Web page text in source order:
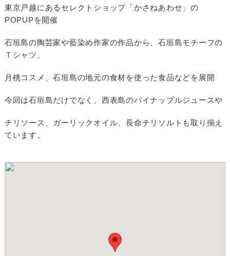
東京戸越にあるセレクトショップ「かさねあわせ」の
POPUPを開催
石垣島の陶芸家や藍染め作家の作品から、石垣島モチーフの
Ｔシャツ、
月桃コスメ、石垣島の地元の食材を使った食品などを展開
今回は石垣島だけでなく、西表島のパイナップルジュースや
チリソース、ガーリックオイル、長命チリソルトも取り揃え
ています。